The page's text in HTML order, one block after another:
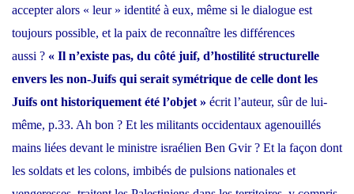
accepter alors « leur » identité à eux, même si le dialogue est
toujours possible, et la paix de reconnaître les différences
aussi ? « Il n’existe pas, du côté juif, d’hostilité structurelle
envers les non-Juifs qui serait symétrique de celle dont les
Juifs ont historiquement été l’objet » écrit l’auteur, sûr de lui-
même, p.33. Ah bon ? Et les militants occidentaux agenouillés
mains liées devant le ministre israélien Ben Gvir ? Et la façon dont
les soldats et les colons, imbibés de pulsions nationales et